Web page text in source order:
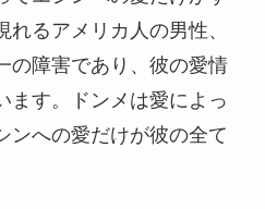
るアメリカ人の男性、
の障害であり、彼の愛情
ます。ドンメは愛によっ
ンへの愛だけが彼の全て